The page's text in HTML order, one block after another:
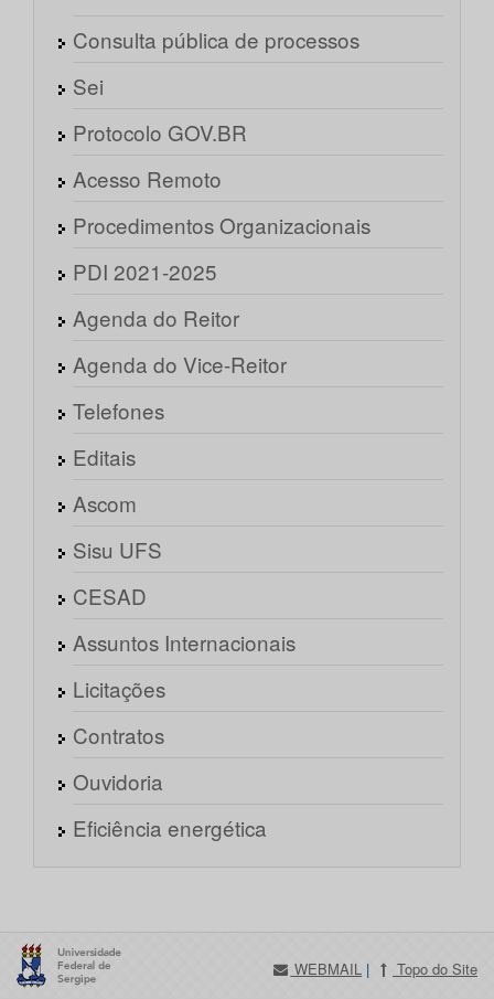
Consulta pública de processos
Sei
Protocolo GOV.BR
Acesso Remoto
Procedimentos Organizacionais
PDI 2021-2025
Agenda do Reitor
Agenda do Vice-Reitor
Telefones
Editais
Ascom
Sisu UFS
CESAD
Assuntos Internacionais
Licitações
Contratos
Ouvidoria
Eficiência energética
WEBMAIL | Topo do Site